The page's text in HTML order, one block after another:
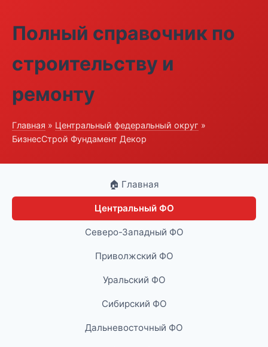
Полный справочник по
строительству и
ремонту
Главная » Центральный федеральный округ »
БизнесСтрой Фундамент Декор
🏠 Главная
Центральный ФО
Северо-Западный ФО
Приволжский ФО
Уральский ФО
Сибирский ФО
Дальневосточный ФО